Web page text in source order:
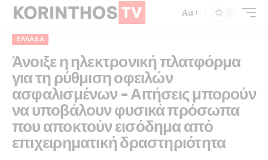
Aa
ΕΛΛΆΔΑ
Άνοιξε η ηλεκτρονική πλατφόρμα
για τη ρύθμιση οφειλών
ασφαλισμένων – Αιτήσεις μπορούν
να υποβάλουν φυσικά πρόσωπα
που αποκτούν εισόδημα από
επιχειρηματική δραστηριότητα